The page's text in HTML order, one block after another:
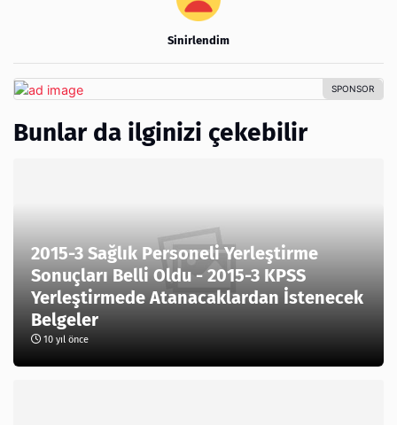
Sinirlendim
Bunlar da ilginizi çekebilir
2015-3 Sağlık Personeli Yerleştirme
Sonuçları Belli Oldu - 2015-3 KPSS
Yerleştirmede Atanacaklardan İstenecek
Belgeler
10 yıl önce